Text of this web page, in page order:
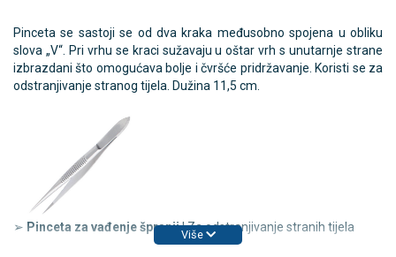
Pinceta se sastoji se od dva kraka međusobno spojena u obliku
slova „V“. Pri vrhu se kraci sužavaju u oštar vrh s unutarnje strane
izbrazdani što omogućava bolje i čvršće pridržavanje. Koristi se za
odstranjivanje stranog tijela. Dužina 11,5 cm.
➢ Pinceta za vađenje špranji| Za odstranjivanje stranih tijela
Više